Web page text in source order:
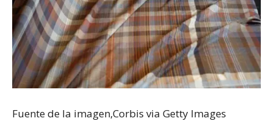
Fuente de la imagen,Corbis via Getty Images